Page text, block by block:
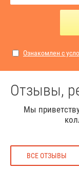
Ознакомлен с
Мы
Отзывы,
ВСЕ ОТЗЫВЫ